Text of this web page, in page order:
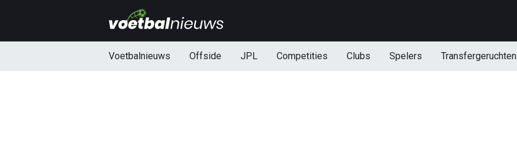
Voetbalnieuws Offside JPL Competities Clubs Spelers Transfergeruchten